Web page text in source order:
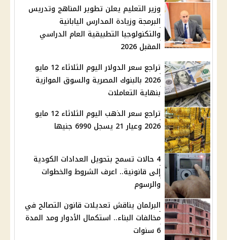
وزير التعليم يعلن تطوير المناهج وتدريس
البرمجة وزيادة المدارس اليابانية
والتكنولوجيا التطبيقية العام الدراسي
المقبل 2026
تراجع سعر الدولار اليوم الثلاثاء 12 مايو
2026 بالبنوك المصرية والسوق الموازية
بنهاية التعاملات
تراجع سعر الذهب اليوم الثلاثاء 12 مايو
2026 وعيار 21 يسجل 6990 جنيها
4 حالات تسمح بتحويل العدادات الكودية
إلى قانونية.. اعرف الشروط والخطوات
والرسوم
البرلمان يناقش تعديلات قانون التصالح في
مخالفات البناء.. استكمال الأدوار ومد المدة
6 سنوات